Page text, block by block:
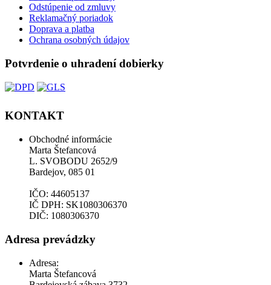
Odstúpenie od zmluvy
Reklamačný poriadok
Doprava a platba
Ochrana osobných údajov
Potvrdenie o uhradení dobierky
KONTAKT
Obchodné informácie
Marta Štefancová
L. SVOBODU 2652/9
Bardejov, 085 01
IČO: 44605137
IČ DPH: SK1080306370
DIČ: 1080306370
Adresa prevádzky
Adresa:
Marta Štefancová